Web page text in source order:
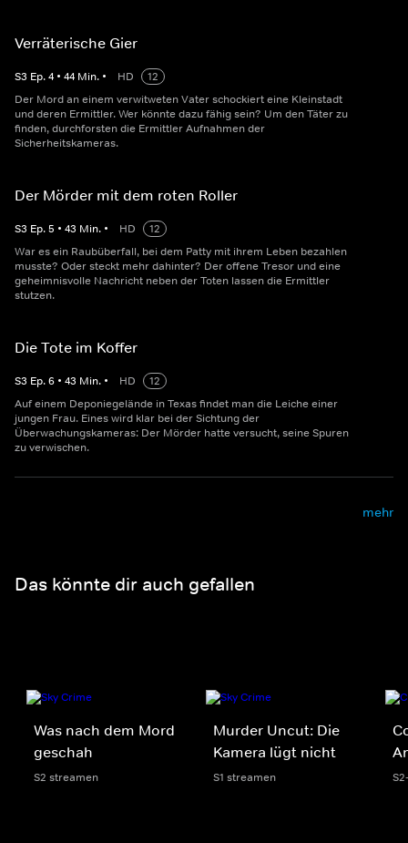
Verräterische Gier
S3 Ep.4 • 44 Min. • HD
12
Der Mord an einem verwitweten Vater schockiert eine Kleinstadt
und deren Ermittler. Wer könnte dazu fähig sein? Um den Täter zu
finden, durchforsten die Ermittler Aufnahmen der
Sicherheitskameras.
Der Mörder mit dem roten Roller
S3 Ep.5 • 43 Min. • HD
12
War es ein Raubüberfall, bei dem Patty mit ihrem Leben bezahlen
musste? Oder steckt mehr dahinter? Der offene Tresor und eine
geheimnisvolle Nachricht neben der Toten lassen die Ermittler
stutzen.
Die Tote im Koffer
S3 Ep.6 • 43 Min. • HD
12
Auf einem Deponiegelände in Texas findet man die Leiche einer
jungen Frau. Eines wird klar bei der Sichtung der
Überwachungskameras: Der Mörder hatte versucht, seine Spuren
zu verwischen.
mehr
Das könnte dir auch gefallen
Was nach dem Mord
geschah
S2 streamen
Murder Uncut: Die
Kamera lügt nicht
S1 streamen